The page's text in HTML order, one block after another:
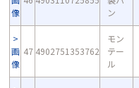
像
ン
画
像
47 4902751353762
モン
テー
ル